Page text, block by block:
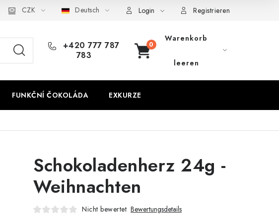
CZK Deutsch Login Registrieren
+420 777 787
783
WARENKORB
Warenkorb
leeren
FUNKČNÍ ČOKOLÁDA EXKURZE
Schokoladenherz 24g -
Weihnachten
Nicht bewertet Bewertungsdetails